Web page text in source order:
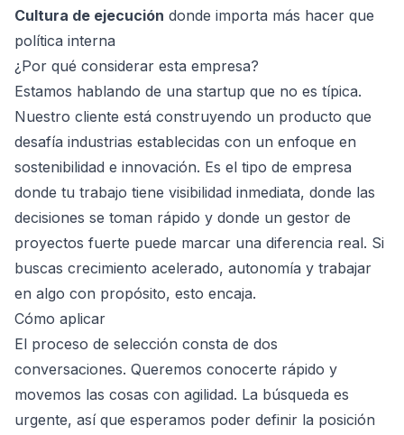
Cultura de ejecución donde importa más hacer que
política interna
¿Por qué considerar esta empresa?
Estamos hablando de una startup que no es típica.
Nuestro cliente está construyendo un producto que
desafía industrias establecidas con un enfoque en
sostenibilidad e innovación. Es el tipo de empresa
donde tu trabajo tiene visibilidad inmediata, donde las
decisiones se toman rápido y donde un gestor de
proyectos fuerte puede marcar una diferencia real. Si
buscas crecimiento acelerado, autonomía y trabajar
en algo con propósito, esto encaja.
Cómo aplicar
El proceso de selección consta de dos
conversaciones. Queremos conocerte rápido y
movemos las cosas con agilidad. La búsqueda es
urgente, así que esperamos poder definir la posición